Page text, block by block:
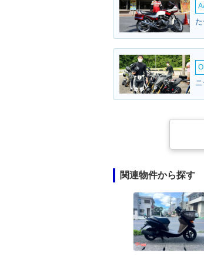
関連物件から探す